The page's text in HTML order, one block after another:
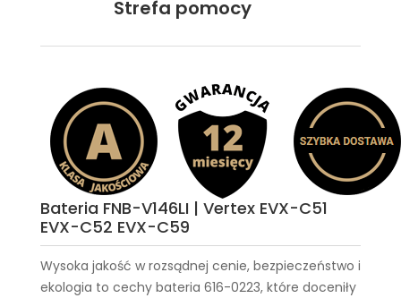
Strefa pomocy
Bateria FNB-V146LI | Vertex EVX-C51
EVX-C52 EVX-C59
Wysoka jakość w rozsądnej cenie, bezpieczeństwo i
ekologia to cechy bateria 616-0223, które doceniły